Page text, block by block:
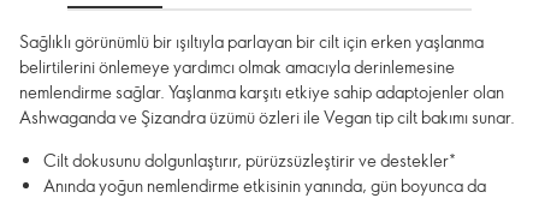
Sağlıklı görünümlü bir ışıltıyla parlayan bir cilt için erken yaşlanma
belirtilerini önlemeye yardımcı olmak amacıyla derinlemesine
nemlendirme sağlar. Yaşlanma karşıtı etkiye sahip adaptojenler olan
Ashwaganda ve Şizandra üzümü özleri ile Vegan tip cilt bakımı sunar.
Cilt dokusunu dolgunlaştırır, pürüzsüzleştirir ve destekler*
Anında yoğun nemlendirme etkisinin yanında, gün boyunca da